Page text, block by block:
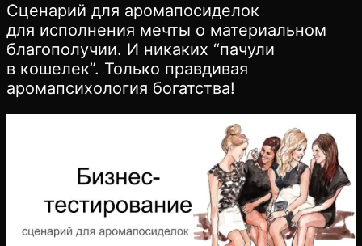
Сценарий для аромапосиделок
для исполнения мечты о материальном
благополучии. И никаких “пачули
в кошелек”. Только правдивая
аромапсихология богатства!